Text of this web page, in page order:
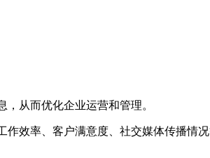
从而优化企业运营和管理。
效率、客户满意度、社交媒体传播情